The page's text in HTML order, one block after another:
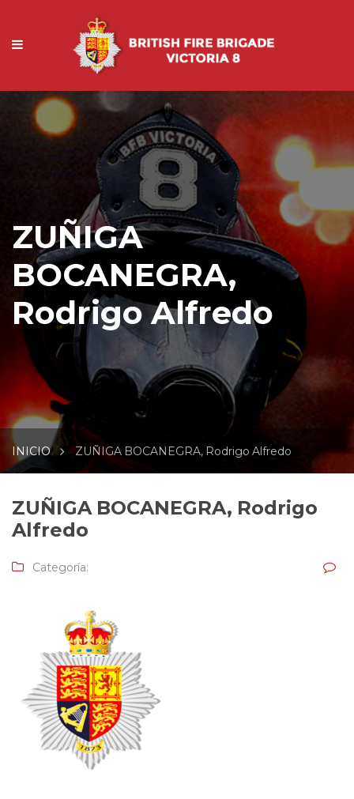
ZUÑIGA
BOCANEGRA,
Rodrigo Alfredo
INICIO ZUÑIGA BOCANEGRA, Rodrigo Alfredo
ZUÑIGA BOCANEGRA, Rodrigo
Alfredo
Categoría: